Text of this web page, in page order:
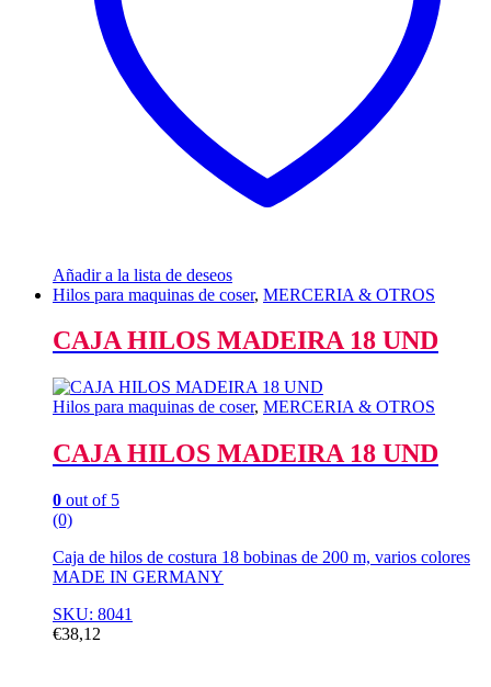
Añadir a la lista de deseos
Hilos para maquinas de coser, MERCERIA & OTROS
CAJA HILOS MADEIRA 18 UND
Hilos para maquinas de coser, MERCERIA & OTROS
CAJA HILOS MADEIRA 18 UND
0 out of 5
(0)
Caja de hilos de costura 18 bobinas de 200 m, varios colores
MADE IN GERMANY
SKU: 8041
€38,12